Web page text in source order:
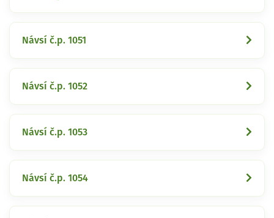
Návsí č.p. 1051
Návsí č.p. 1052
Návsí č.p. 1053
Návsí č.p. 1054